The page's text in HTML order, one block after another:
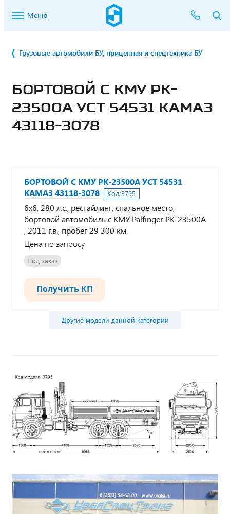
Меню
Грузовые автомобили БУ, прицепная и спецтехника БУ
БОРТОВОЙ С КМУ PK-
23500А УСТ 54531 КАМАЗ
43118-3078
БОРТОВОЙ С КМУ PK-23500А УСТ 54531
КАМАЗ 43118-3078
Код:3795
6х6, 280 л.с., рестайлинг, спальное место,
бортовой автомобиль с КМУ Palfinger PK-23500А
, 2011 г.в., пробег 29 300 км.
Цена по запросу
Под заказ
Получить КП
Другие модели данной категории